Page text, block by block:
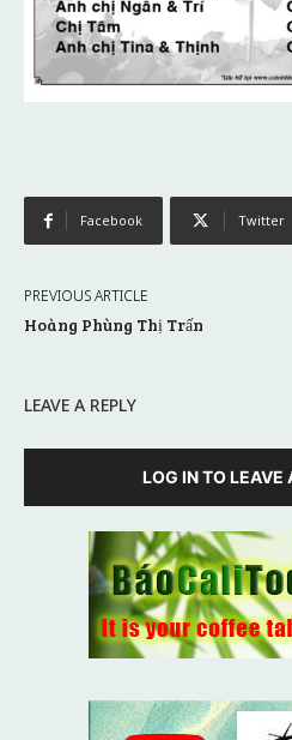
Facebook Twitter
PREVIOUS ARTICLE
Hoàng Phùng Thị Trấn
LEAVE A REPLY
LOG IN TO LEAVE